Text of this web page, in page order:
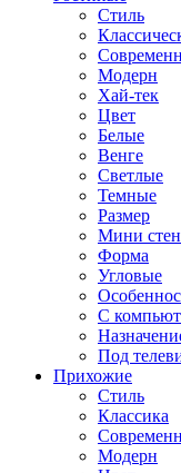
Стиль
Модерн
Хай-тек
Цвет
Белые
Венге
Светлые
Темные
Размер
Мини
Форма
Угловые
С
Под
Прихожие
Стиль
Классика
Модерн